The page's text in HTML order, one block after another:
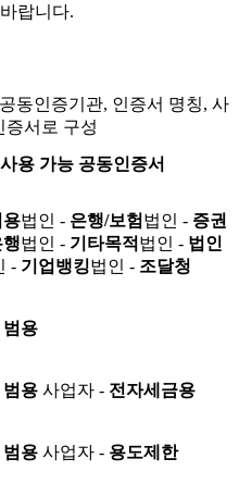
랍니다.
동인증기관, 인증서 명칭, 사
증서로 구성
사용 가능 공동인증서
용법인 - 은행/보험 법인 - 증권
행법인 - 기타목적 법인 - 법인
- 기업뱅킹법인 - 조달청
범용
범용 사업자 - 전자세금용
범용 사업자 - 용도제한